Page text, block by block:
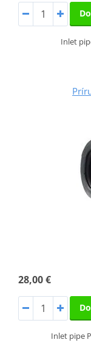
Inlet
28,00 €
Inlet pipe